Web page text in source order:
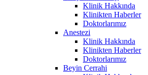
Klinik Hakkında
Klinikten Haberler
Doktorlarımız
Anestezi
Klinik Hakkında
Klinikten Haberler
Doktorlarımız
Beyin Cerrahi